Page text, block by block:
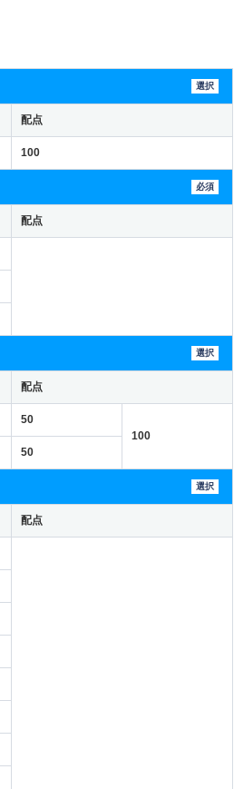
選択
配点
100
必須
配点
選択
配点
50
100
50
選択
配点